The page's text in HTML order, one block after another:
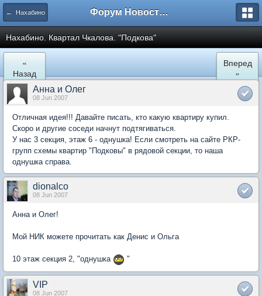
← Нахабино Форум Новостройки
Нахабино. Квартал Чкалова. "Подкова"
«
Назад
Вперед
»
Анна и Олег
08 Jun 2007
Отличная идея!!! Давайте писать, кто какую квартиру купил.
Скоро и другие соседи начнут подтягиваться.
У нас 3 секция, этаж 6 - однушка! Если смотреть на сайте РКР-
групп схемы квартир "Подковы" в рядовой секции, то наша
однушка справа.
dionalco
08 Jun 2007
Анна и Олег!
Мой НИК можете прочитать как Денис и Ольга
10 этаж секция 2, "однушка "
VIP
08 Jun 2007